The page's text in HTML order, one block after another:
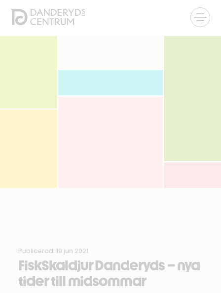
Publicerad: 19 jun 2021
FiskSkaldjur Danderyds – nya
tider till midsommar